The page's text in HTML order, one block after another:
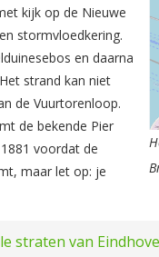
kijk op de Nieuwe
stormvloedkering.
en daarna
strand kan niet
de Vuurtorenloop.
de bekende Pier
voordat de
maar let op: je
straten van